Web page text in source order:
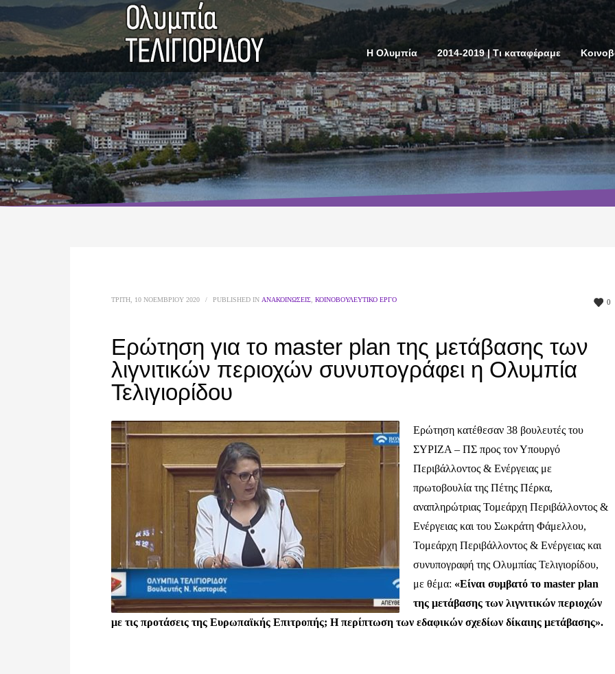
Η Ολυμπία 2014-2019 | Τι καταφέραμε
0
ΤΡΊΤΗ, 10 ΝΟΕΜΒΡΊΟΥ 2020 / PUBLISHED IN ΑΝΑΚΟΙΝΏΣΕΙΣ ΚΟΙΝΟΒΟΥΛΕΥΤΙΚΌ ΈΡΓΟ
Ερώτηση για το master plan της μετάβασης των
λιγνιτικών περιοχών συνυπογράφει η Ολυμπία
Τελιγιορίδου
Ερώτηση κατέθεσαν 38 βουλευτές του
ΣΥΡΙΖΑ – ΠΣ προς τον Υπουργό
Περιβάλλοντος & Ενέργειας με
πρωτοβουλία της Πέτης Πέρκα,
αναπληρώτριας Τομεάρχη Περιβάλλοντος &
Ενέργειας και του Σωκράτη Φάμελλου,
Τομεάρχη Περιβάλλοντος & Ενέργειας και
συνυπογραφή της Ολυμπίας Τελιγιορίδου,
με θέμα: «Είναι συμβατό το master plan
της μετάβασης των λιγνιτικών περιοχών
με τις προτάσεις της Ευρωπαϊκής Επιτροπής; Hπερίπτωση των εδαφικών σχεδίων δίκαιης μετάβασης».